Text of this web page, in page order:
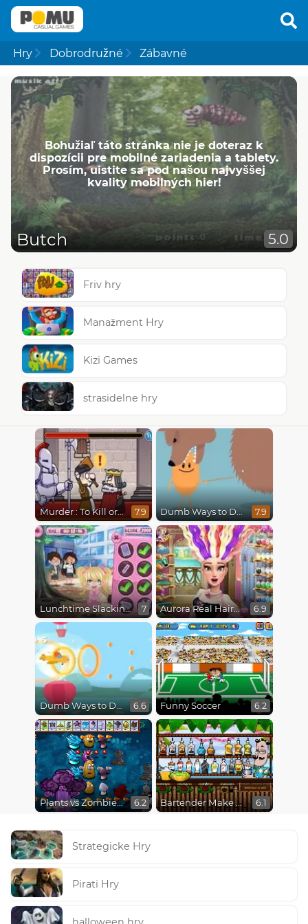
Hry Dobrodružné Zábavné
Bohužiaľ táto stránka nie je doteraz k
dispozícii pre mobilné zariadenia a tablety.
Prosím, uistite sa pod našou najvyššej
kvality mobilných hier!
Butch 5.0
Friv hry
Manažment Hry
Kizi Games
strasidelne hry
Murder : To Kill or Not to Kill 7.9 Dumb Ways to Die 7.9
Lunchtime Slacking 7 Aurora Real Haircuts 6.9
Dumb Ways to Die 3: World Tour 6.6 Funny Soccer 6.2
Plants vs Zombies Fusion Mode 6.2 Bartender Make Right Mix 6.1
Strategicke Hry
Pirati Hry